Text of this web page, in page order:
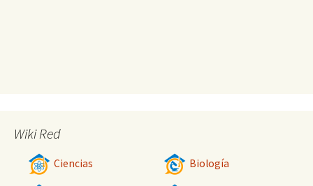
Wiki Red
Ciencias Biología